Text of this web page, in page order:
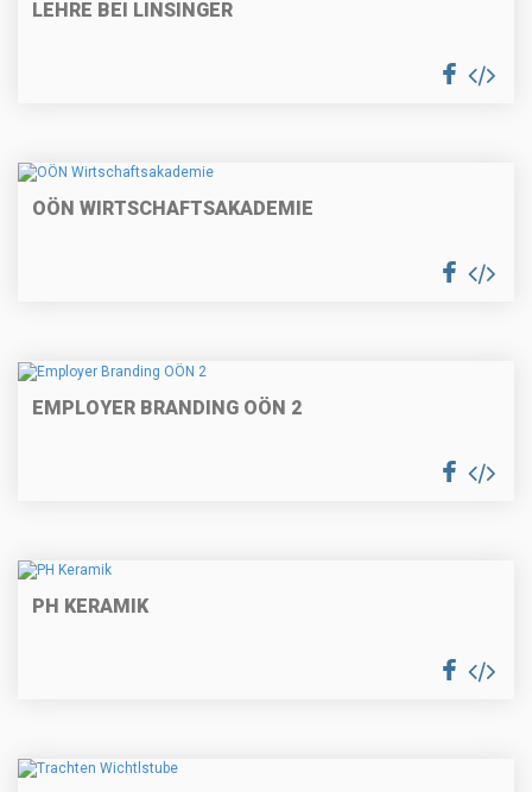
LEHRE BEI LINSINGER
OÖN WIRTSCHAFTSAKADEMIE
EMPLOYER BRANDING OÖN 2
PH KERAMIK